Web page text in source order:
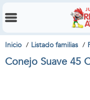
Inicio Listado familias
Conejo Suave 45